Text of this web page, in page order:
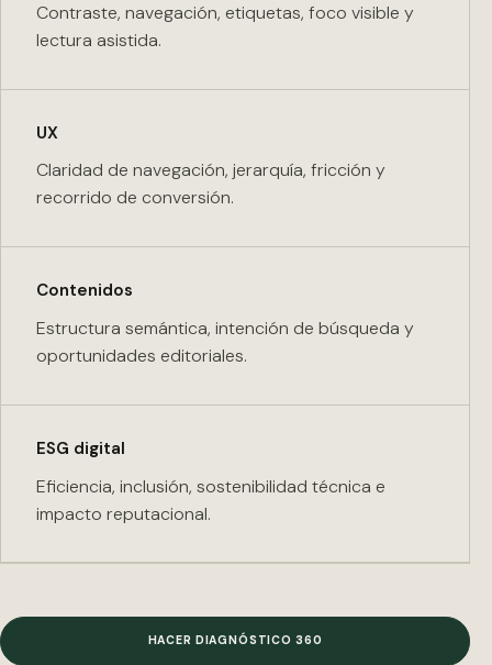
Contraste, navegación, etiquetas, foco visible y
lectura asistida.
UX
Claridad de navegación, jerarquía, fricción y
recorrido de conversión.
Contenidos
Estructura semántica, intención de búsqueda y
oportunidades editoriales.
ESG digital
Eficiencia, inclusión, sostenibilidad técnica e
impacto reputacional.
HACER DIAGNÓSTICO 360